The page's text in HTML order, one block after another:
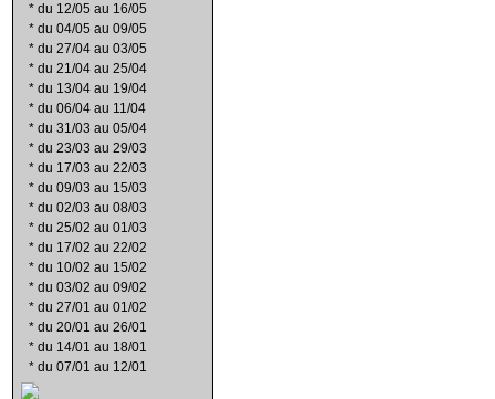
* du 12/05 au 16/05
* du 04/05 au 09/05
* du 27/04 au 03/05
* du 21/04 au 25/04
* du 13/04 au 19/04
* du 06/04 au 11/04
* du 31/03 au 05/04
* du 23/03 au 29/03
* du 17/03 au 22/03
* du 09/03 au 15/03
* du 02/03 au 08/03
* du 25/02 au 01/03
* du 17/02 au 22/02
* du 10/02 au 15/02
* du 03/02 au 09/02
* du 27/01 au 01/02
* du 20/01 au 26/01
* du 14/01 au 18/01
* du 07/01 au 12/01